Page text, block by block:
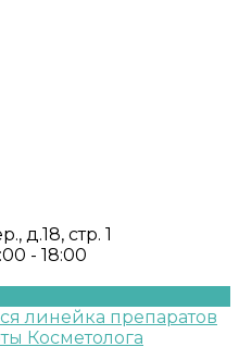
д.18, стр. 1
- 18:00